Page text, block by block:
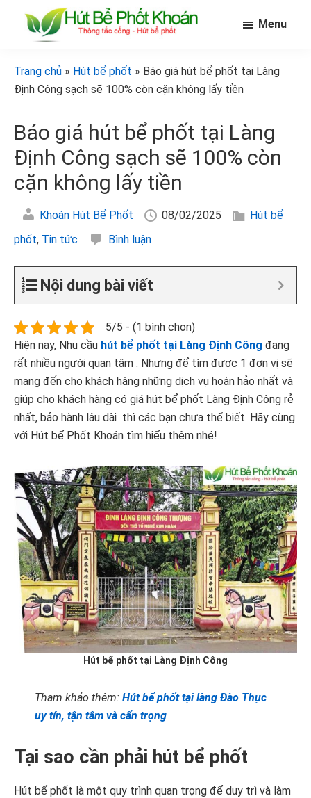
phốt
khoán]
bể
phốt
Menu
Trang chủ » Hút bể phốt » Báo giá hút bể phốt tại Làng
Định Công sạch sẽ 100% còn cặn không lấy tiền
Báo giá hút bể phốt tại Làng
Định Công sạch sẽ 100% còn
cặn không lấy tiền
Khoán Hút Bể Phốt 08/02/2025
Hút bể
phốt, Tin tức Bình luận
Nội dung bài viết
5/5 - (1 bình chọn)
Hiện nay, Nhu cầu hút bể phốt tại Làng Định Công đang
rất nhiều người quan tâm . Nhưng để tìm được 1 đơn vị sẽ
mang đến cho khách hàng những dịch vụ hoàn hảo nhất và
giúp cho khách hàng có giá hút bể phốt Làng Định Công rẻ
nhất, bảo hành lâu dài thì các bạn chưa thế biết. Hãy cùng
với Hút bể Phốt Khoán tìm hiểu thêm nhé!
Hút bể phốt tại Làng Định Công
Tham khảo thêm: Hút bể phốt tại làng Đào Thục
uy tín, tận tâm và cẩn trọng
Tại sao cần phải hút bể phốt
Hút bể phốt là một quy trình quan trọng để duy trì và làm